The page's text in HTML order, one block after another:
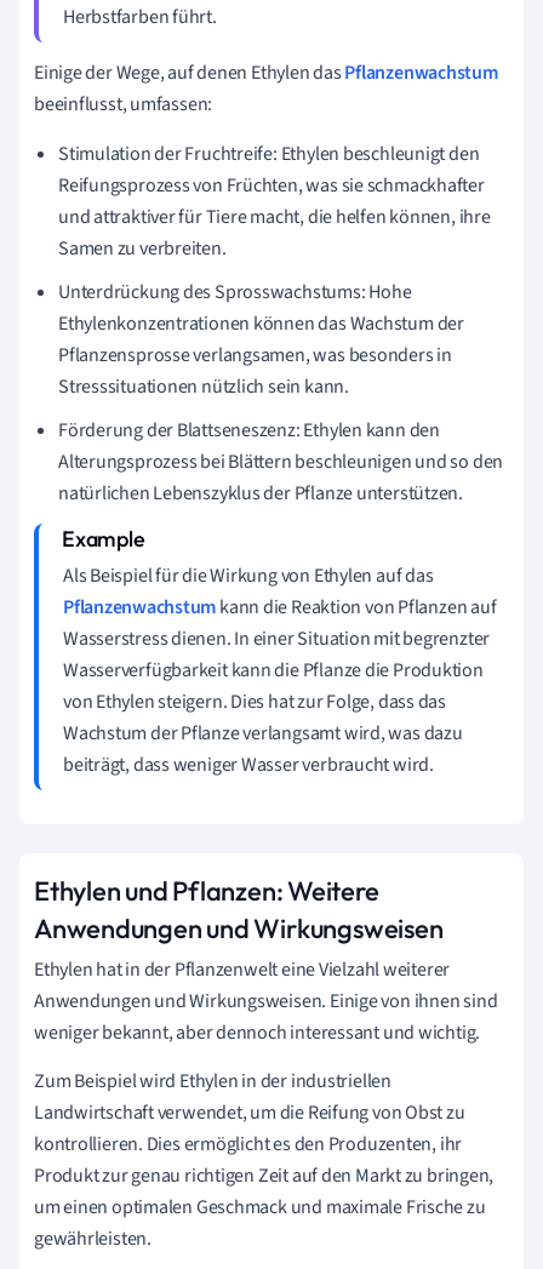
Herbstfarben führt.
Einige der Wege, auf denen Ethylen dasPflanzenwachstum
beeinflusst, umfassen:
Stimulation der Fruchtreife: Ethylen beschleunigt den
Reifungsprozess von Früchten, was sie schmackhafter
und attraktiver für Tiere macht, die helfen können, ihre
Samen zu verbreiten.
Unterdrückung des Sprosswachstums: Hohe
Ethylenkonzentrationen können das Wachstum der
Pflanzensprosse verlangsamen, was besonders in
Stresssituationen nützlich sein kann.
Förderung der Blattseneszenz: Ethylen kann den
Alterungsprozess bei Blättern beschleunigen und so den
natürlichen Lebenszyklus der Pflanze unterstützen.
Als Beispiel für die Wirkung von Ethylen auf das
Pflanzenwachstumkann die Reaktion von Pflanzen auf
Wasserstress dienen. In einer Situation mit begrenzter
Wasserverfügbarkeit kann die Pflanze die Produktion
von Ethylen steigern. Dies hat zur Folge, dass das
Wachstum der Pflanze verlangsamt wird, was dazu
beiträgt, dass weniger Wasser verbraucht wird.
Ethylen und Pflanzen: Weitere
Anwendungen und Wirkungsweisen
Ethylen hat in der Pflanzenwelt eine Vielzahl weiterer
Anwendungen und Wirkungsweisen. Einige von ihnen sind
weniger bekannt, aber dennoch interessant und wichtig.
Zum Beispiel wird Ethylen in der industriellen
Landwirtschaft verwendet, um die Reifung von Obst zu
kontrollieren. Dies ermöglicht es den Produzenten, ihr
Produkt zur genau richtigen Zeit auf den Markt zu bringen,
um einen optimalen Geschmack und maximale Frische zu
gewährleisten.